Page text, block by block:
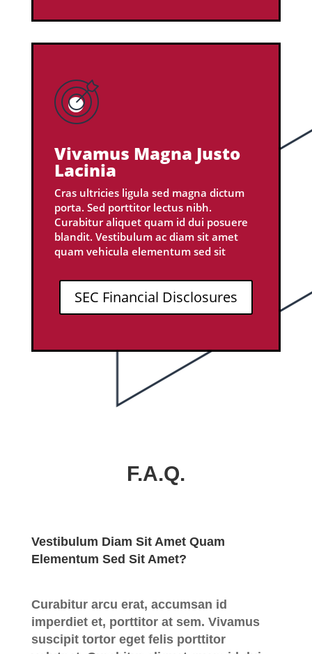
Vivamus Magna Justo
Lacinia
Cras ultricies ligula sed magna dictum
porta. Sed porttitor lectus nibh.
Curabitur aliquet quam id dui posuere
blandit. Vestibulum ac diam sit amet
quam vehicula elementum sed sit
SEC Financial Disclosures
F.A.Q.
Vestibulum Diam Sit Amet Quam
Elementum Sed Sit Amet?
Curabitur arcu erat, accumsan id
imperdiet et, porttitor at sem. Vivamus
suscipit tortor eget felis porttitor